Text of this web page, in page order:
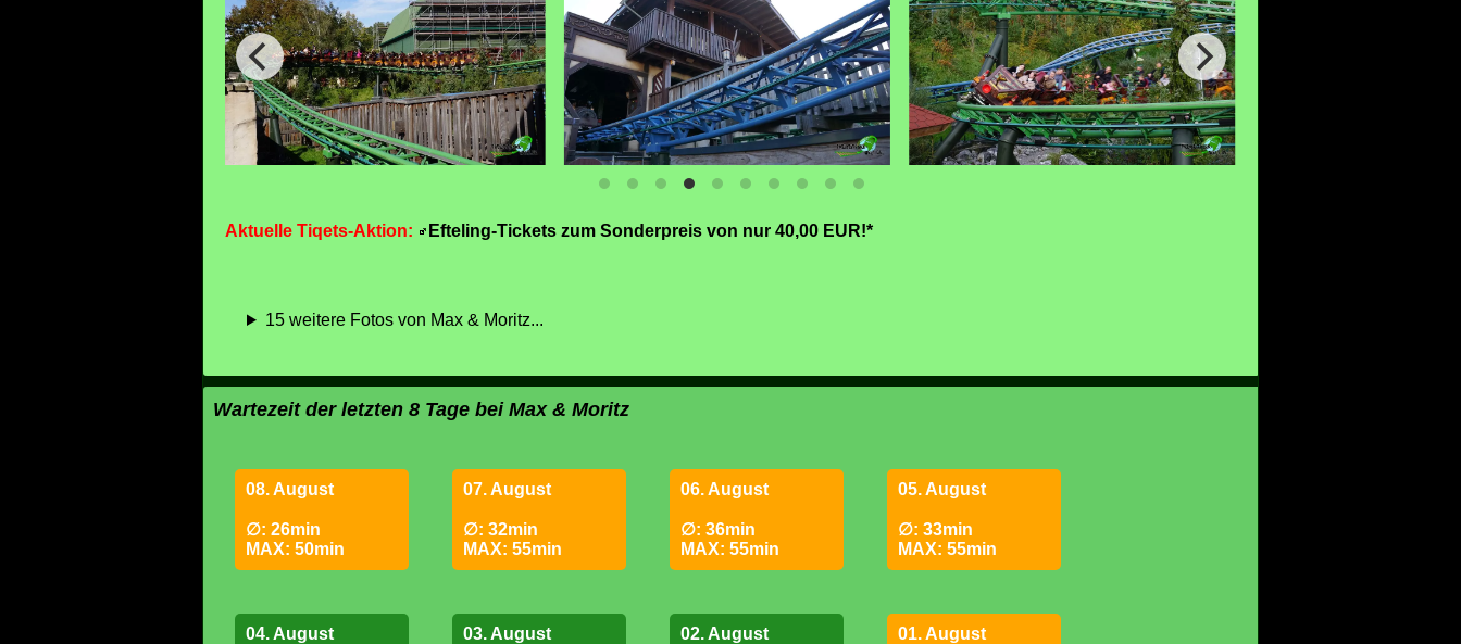
Aktuelle Tiqets-Aktion: Efteling-Tickets zum Sonderpreis von nur 40,00 EUR!*
15 weitere Fotos von Max & Moritz...
Wartezeit der letzten 8 Tage bei Max & Moritz
08. August
∅: 26min
MAX: 50min
07. August
∅: 32min
MAX: 55min
06. August
∅: 36min
MAX: 55min
05. August
∅: 33min
MAX: 55min
04. August 03. August 02. August 01. August